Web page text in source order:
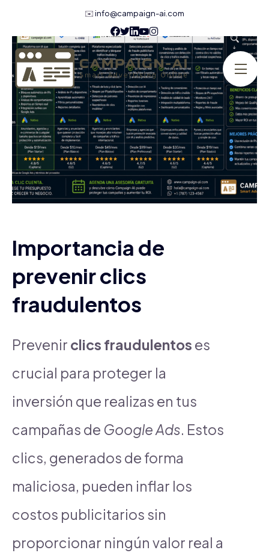
✉️info@campaign-ai.com
Importancia de
prevenir clics
fraudulentos
Prevenir clics fraudulentos es
crucial para proteger la
inversión que realizas en tus
campañas de Google Ads. Estos
clics, generados de forma
maliciosa, pueden inflar los
costos publicitarios sin
proporcionar ningún valor real a